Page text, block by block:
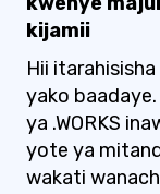
kijamii
Hii
yako
ya .WORKS
yote ya
wakati